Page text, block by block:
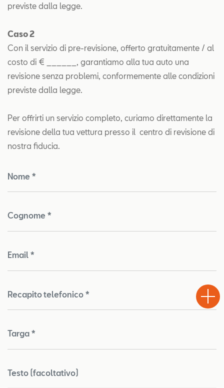
previste dalla legge.
Caso 2
Con il servizio di pre-revisione, offerto gratuitamente / al
costo di € ______, garantiamo alla tua auto una
revisione senza problemi, conformemente alle condizioni
previste dalla legge.
Per offrirti un servizio completo, curiamo direttamente la
revisione della tua vettura presso il centro di revisione di
nostra fiducia.
Nome *
Cognome *
Email *
Recapito telefonico *
Targa *
Testo (facoltativo)
Drive
Chiama